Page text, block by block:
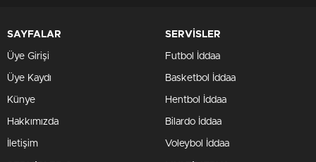
SAYFALAR
Üye Girişi
Üye Kaydı
Künye
Hakkımızda
İletişim
SERVİSLER
Futbol İddaa
Basketbol İddaa
Hentbol İddaa
Bilardo İddaa
Voleybol İddaa